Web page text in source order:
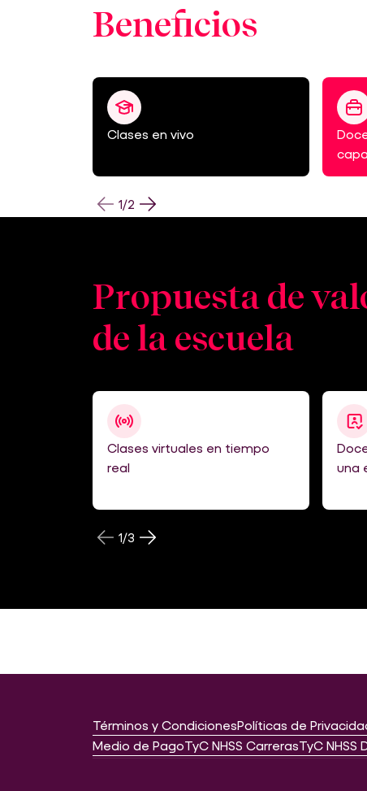
Beneficios
Clases en vivo
1/2
Propuesta de
de la escuela
Clases virtuales en tiempo
real
una
1/3
Términos y CondicionesPolíticas de
Medio de PagoTyC NHSS CarrerasTyC NHSS